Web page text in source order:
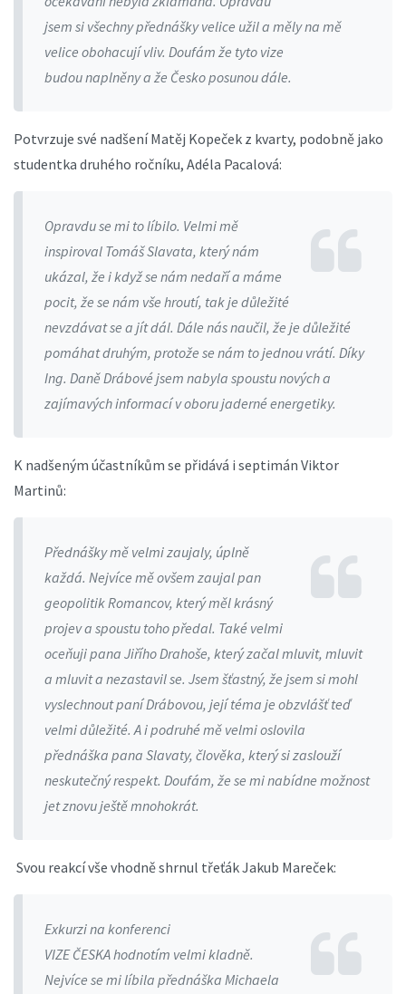
jsem si všechny přednášky velice užil a měly na mě
velice obohacují vliv. Doufám že tyto vize
budou naplněny a že Česko posunou dále.
Potvrzuje své nadšení Matěj Kopeček z kvarty, podobně jako
studentka druhého ročníku, Adéla Pacalová:
Opravdu se mi to líbilo. Velmi mě
inspiroval Tomáš Slavata, který nám
ukázal, že i když se nám nedaří a máme
pocit, že se nám vše hroutí, tak je důležité
nevzdávat se a jít dál. Dále nás naučil, že je důležité
pomáhat druhým, protože se nám to jednou vrátí. Díky
Ing. Daně Drábové jsem nabyla spoustu nových a
zajímavých informací v oboru jaderné energetiky.
K nadšeným účastníkům se přidává i septimán Viktor
Martinů:
Přednášky mě velmi zaujaly, úplně
každá. Nejvíce mě ovšem zaujal pan
geopolitik Romancov, který měl krásný
projev a spoustu toho předal. Také velmi
oceňuji pana Jiřího Drahoše, který začal mluvit, mluvit
a mluvit a nezastavil se. Jsem šťastný, že jsem si mohl
vyslechnout paní Drábovou, její téma je obzvlášť teď
velmi důležité. A i podruhé mě velmi oslovila
přednáška pana Slavaty, člověka, který si zaslouží
neskutečný respekt. Doufám, že se mi nabídne možnost
jet znovu ještě mnohokrát.
Svou reakcí vše vhodně shrnul třeťák Jakub Mareček:
Exkurzi na konferenci
VIZE ČESKA hodnotím velmi kladně.
Nejvíce se mi líbila přednáška Michaela